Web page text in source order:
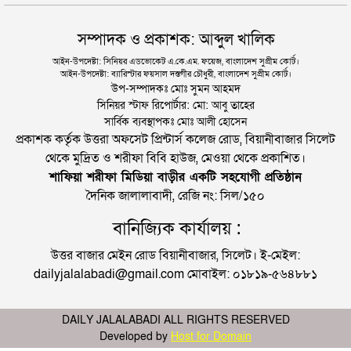
সম্পাদক ও প্রকাশক: আব্দুল খালিক
আইন-উপদেষ্টা: সিনিয়র এডভোকেট এ.কে.এম. ফয়েজ, বাংলাদেশ সুপ্রীম কোর্ট।
আইন-উপদেষ্টা: ব্যারিস্টার ফয়সাল দস্তগীর চৌধুরী, বাংলাদেশ সুপ্রীম কোর্ট।
উপ-সম্পাদকঃ মোঃ সুমন আহমদ
সিনিয়র স্টাফ রিপোর্টার: মো: আবু তাহের
সার্বিক ব্যবস্থাপকঃ মোঃ আলী হোসেন
প্রকাশক কর্তৃক উত্তরা অফসেট প্রিন্টার্স কলেজ রোড, বিয়ানীবাজার সিলেট
থেকে মুদ্রিত ও শরীফা বিবি হাউজ, মেওয়া থেকে প্রকাশিত।
শাফিয়া শরীফা মিডিয়া বাড়ীর একটি সহযোগী প্রতিষ্ঠান
দৈনিক জালালাবাদী, রেজি নং: সিল/১৫০
বানিজ্যিক কার্যালয় :
উত্তর বাজার মেইন রোড বিয়ানীবাজার, সিলেট। ই-মেইল:
dailyjalalabadi@gmail.com মোবাইল: ০১৮১৯-৫৬৪৮৮১
DAILY JALALABADI ALL RIGHTS RESERVED
Developed by Host for Domain